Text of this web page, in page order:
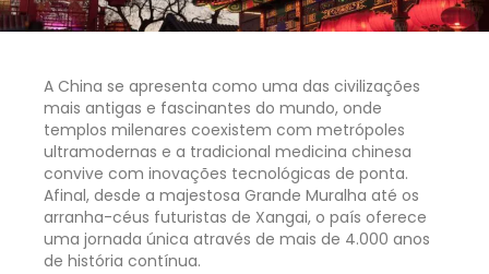
A China se apresenta como uma das civilizações
mais antigas e fascinantes do mundo, onde
templos milenares coexistem com metrópoles
ultramodernas e a tradicional medicina chinesa
convive com inovações tecnológicas de ponta.
Afinal, desde a majestosa Grande Muralha até os
arranha-céus futuristas de Xangai, o país oferece
uma jornada única através de mais de 4.000 anos
de história contínua.